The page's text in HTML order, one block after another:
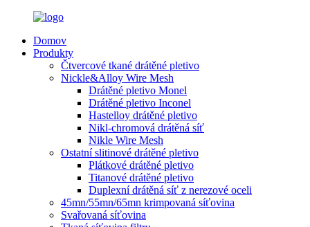
Domov
Produkty
Čtvercové tkané drátěné pletivo
Nickle&Alloy Wire Mesh
Drátěné pletivo Monel
Drátěné pletivo Inconel
Hastelloy drátěné pletivo
Nikl-chromová drátěná síť
Nikle Wire Mesh
Ostatní slitinové drátěné pletivo
Plátkové drátěné pletivo
Titanové drátěné pletivo
Duplexní drátěná síť z nerezové oceli
45mn/55mn/65mn krimpovaná síťovina
Svařovaná síťovina